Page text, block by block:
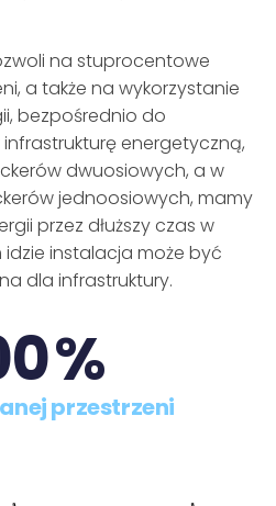
na stuprocentowe
a także na wykorzystanie
bezpośrednio do
energetyczną,
dwuosiowych, a w
jednoosiowych, mamy
przez dłuższy czas w
instalacja może być
dla infrastruktury.
%
przestrzeni